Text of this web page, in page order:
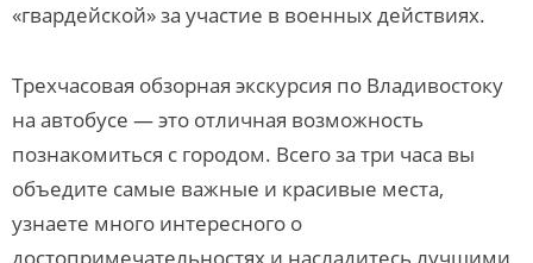
«гвардейской» за участие в военных действиях.
Трехчасовая обзорная экскурсия по Владивостоку
на автобусе — это отличная возможность
познакомиться с городом. Всего за три часа вы
объедите самые важные и красивые места,
узнаете много интересного о